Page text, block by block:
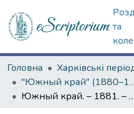
та
Головна
"Южный край"
Южный край. – 1881. – 3 (15) февраля (№ 33)